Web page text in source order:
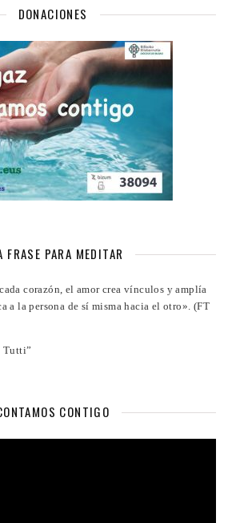
DONACIONES
FRASE PARA MEDITAR
corazón, el amor crea vínculos y amplía
a la persona de sí misma hacia el otro». (FT
Tutti”
CONTIGO